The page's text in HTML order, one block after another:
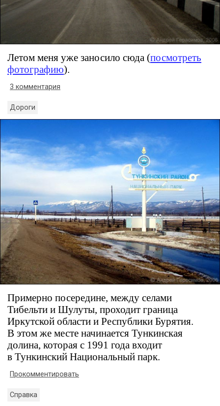
Летом меня уже заносило сюда (посмотреть
фотографию).
3 комментария
Дороги
Примерно посередине, между селами
Тибельти и Шулуты, проходит граница
Иркутской области и Республики Бурятия.
В этом же месте начинается Тункинская
долина, которая с 1991 года входит
в Тункинский Национальный парк.
Прокомментировать
Справка